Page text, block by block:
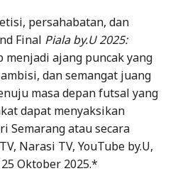
persahabatan, dan
Final Piala by.U 2025:
menjadi ajang puncak yang
dan semangat juang
masa depan futsal yang
dapat menyaksikan
Semarang atau secara
Narasi TV, YouTube by.U,
Oktober 2025.*